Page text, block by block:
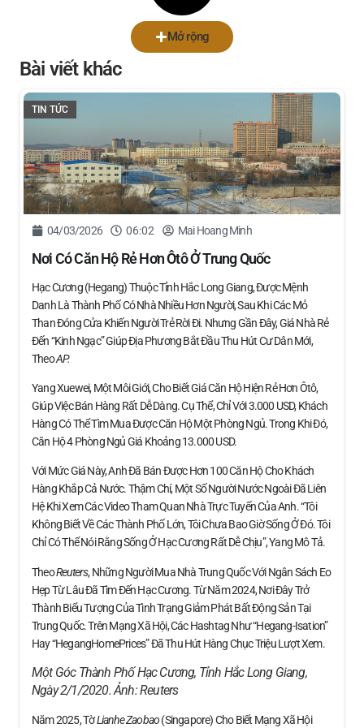
Mở rộng
Bài viết khác
TIN TỨC
04/03/2026 06:02 Mai Hoang Minh
Nơi Có Căn Hộ Rẻ Hơn Ôtô Ở Trung Quốc
Hạc Cương (Hegang) Thuộc Tỉnh Hắc Long Giang, Được Mệnh
Danh Là Thành Phố Có Nhà Nhiều Hơn Người, Sau Khi Các Mỏ
Than Đóng Cửa Khiến Người Trẻ Rời Đi. Nhưng Gần Đây, Giá Nhà Rẻ
Đến “kinh Ngạc” Giúp Địa Phương Bắt Đầu Thu Hút Cư Dân Mới,
TheoAP.
Yang Xuewei, Một Môi Giới, Cho Biết Giá Căn Hộ Hiện Rẻ Hơn Ôtô,
Giúp Việc Bán Hàng Rất Dễ Dàng. Cụ Thể, Chỉ Với 3.000 USD, Khách
Hàng Có Thể Tìm Mua Được Căn Hộ Một Phòng Ngủ. Trong Khi Đó,
Căn Hộ 4 Phòng Ngủ Giá Khoảng 13.000 USD.
Với Mức Giá Này, Anh Đã Bán Được Hơn 100 Căn Hộ Cho Khách
Hàng Khắp Cả Nước. Thậm Chí, Một Số Người Nước Ngoài Đã Liên
Hệ Khi Xem Các Video Tham Quan Nhà Trực Tuyến Của Anh. “Tôi
Không Biết Về Các Thành Phố Lớn, Tôi Chưa Bao Giờ Sống Ở Đó. Tôi
Chỉ Có Thể Nói Rằng Sống Ở Hạc Cương Rất Dễ Chịu”, Yang Mô Tả.
TheoReuters, Những Người Mua Nhà Trung Quốc Với Ngân Sách Eo
Hẹp Từ Lâu Đã Tìm Đến Hạc Cương. Từ Năm 2024, Nơi Đây Trở
Thành Biểu Tượng Của Tình Trạng Giảm Phát Bất Động Sản Tại
Trung Quốc. Trên Mạng Xã Hội, Các Hashtag Như “Hegang-Isation”
Hay “HegangHomePrices” Đã Thu Hút Hàng Chục Triệu Lượt Xem.
Một Góc Thành Phố Hạc Cương, Tỉnh Hắc Long Giang,
Ngày 2/1/2020. Ảnh:Reuters
Năm 2025, TờLianhe Zaobao(Singapore) Cho Biết Mạng Xã Hội